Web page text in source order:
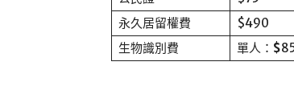
永久居留權費
$490
生物識別費
單人： $